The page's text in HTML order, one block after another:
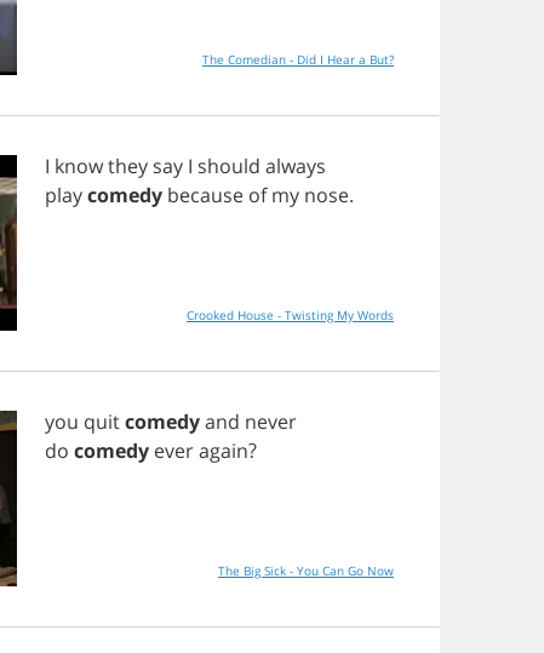
The Comedian - Did I Hear a But?
I knowthey say I should always
playcomedy because of my nose.
Crooked House - Twisting My Words
you quitcomedyand never
do comedy everagain?
The Big Sick - You Can Go Now